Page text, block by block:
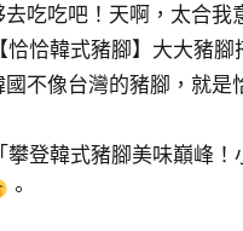
吃吃吧！天啊，太合我
恰恰韓式豬腳】大大豬腳
不像台灣的豬腳，就是
攀登韓式豬腳美味巔峰！
。